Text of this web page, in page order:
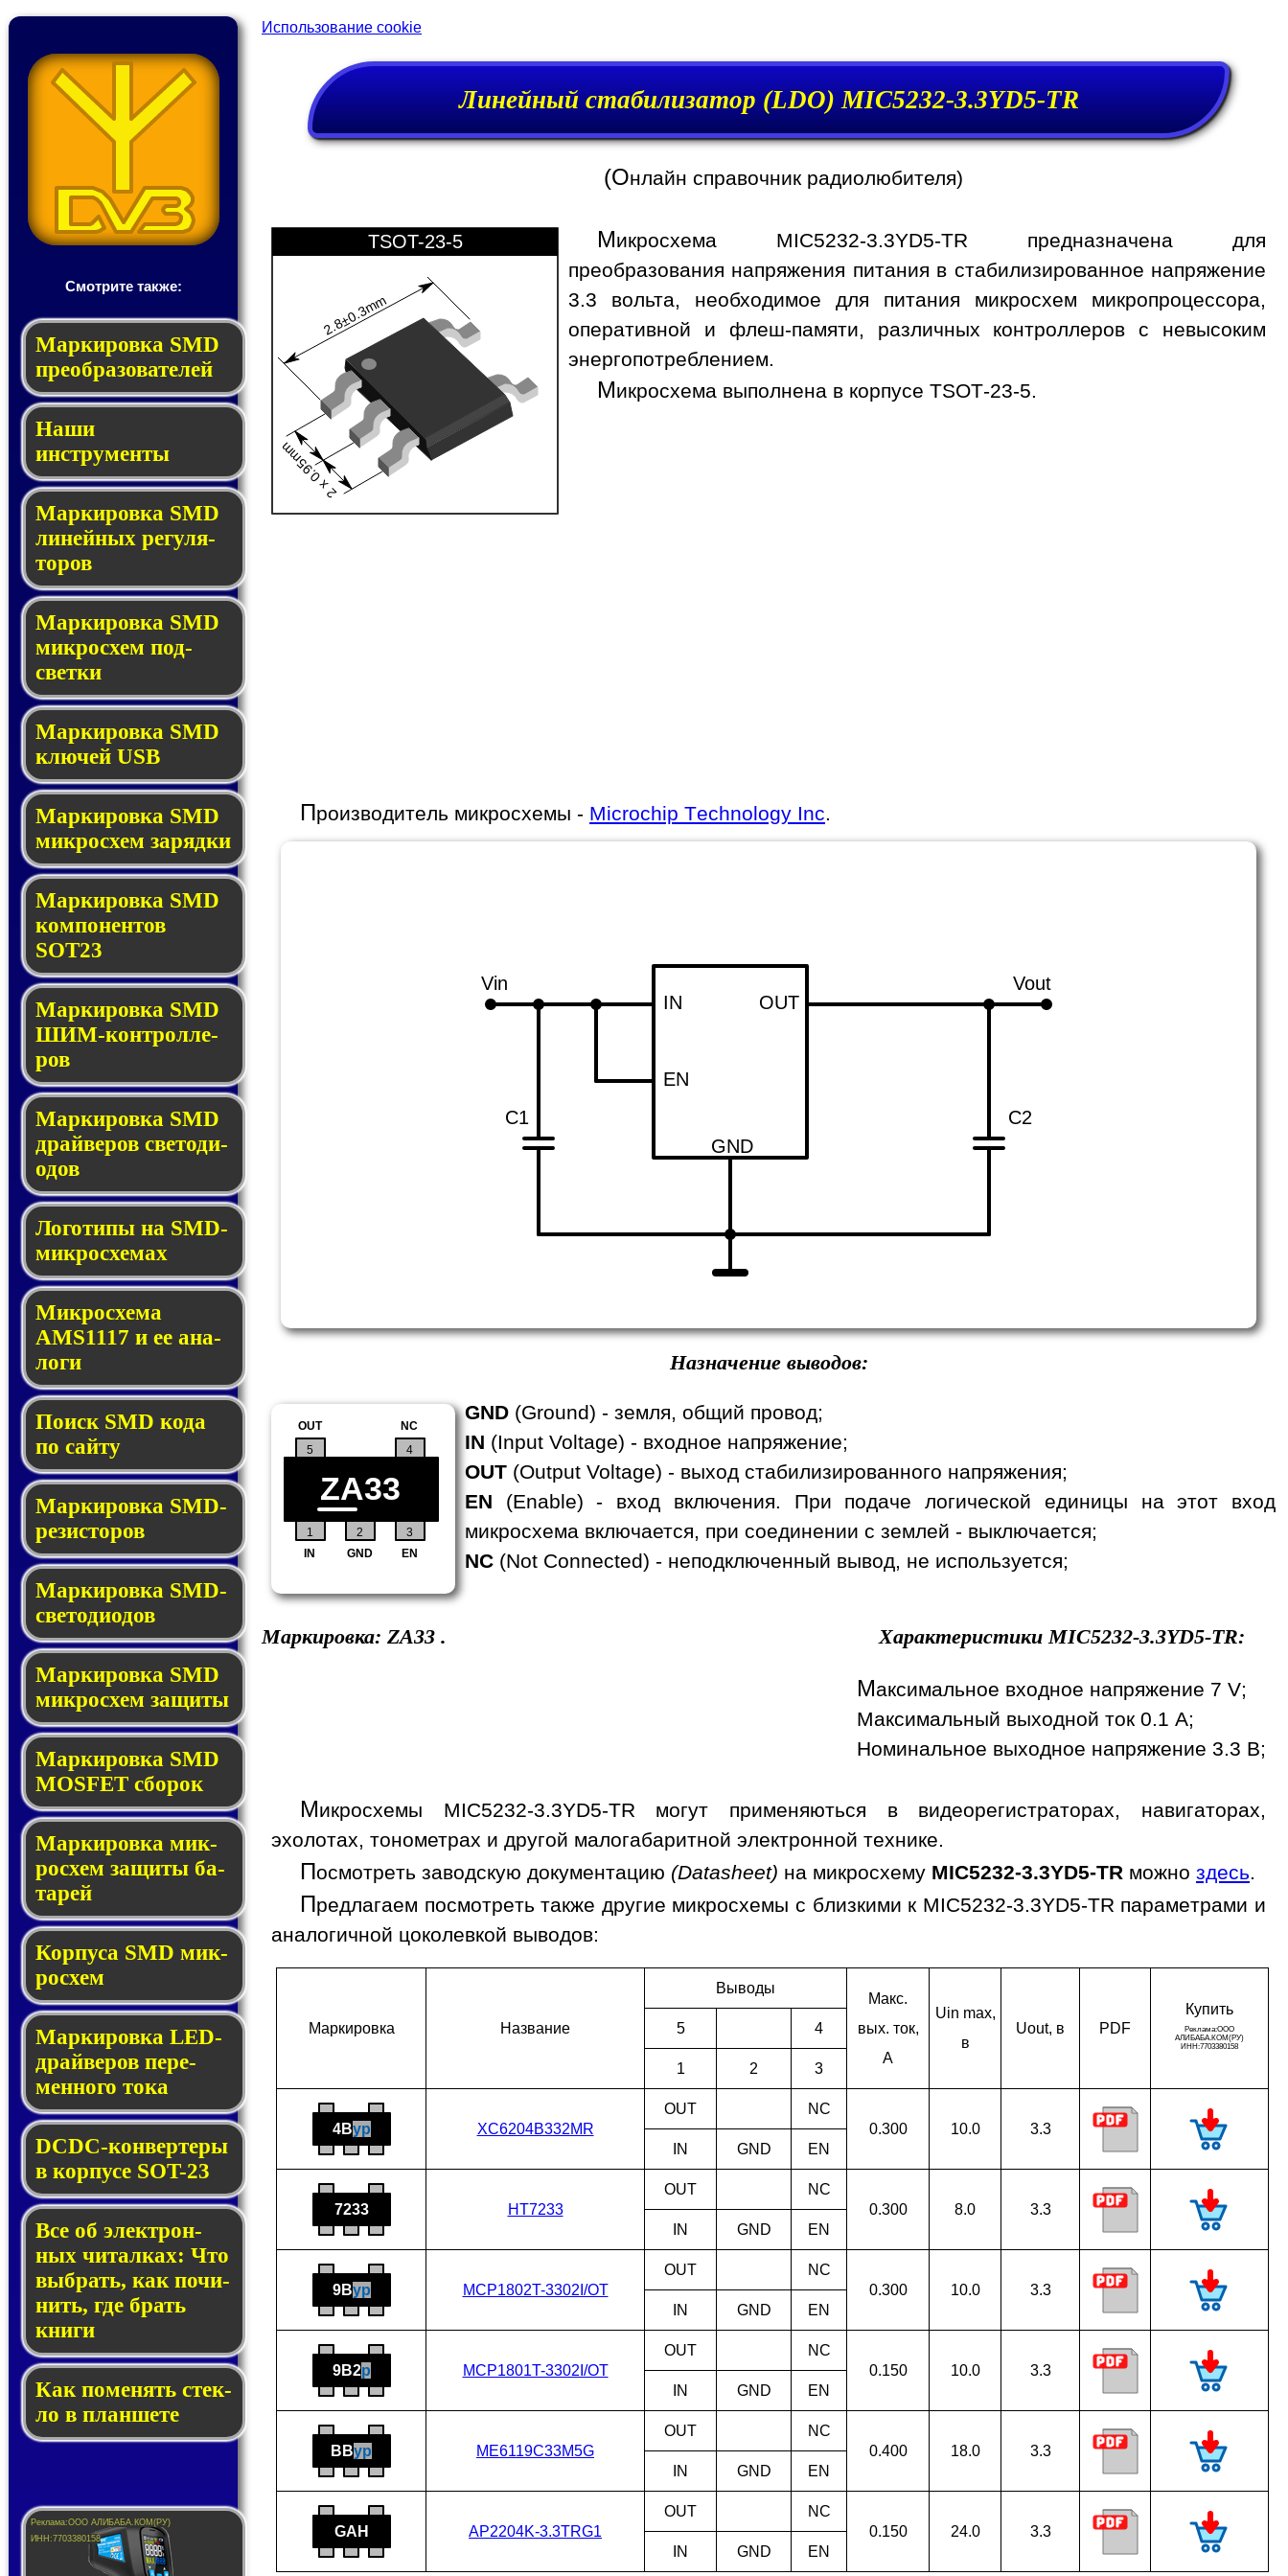
Смотрите также:
Мар­ки­ров­ка SMD
пре­об­ра­зо­ва­те­лей
Наши
инструменты
Маркировка SMD
ли­ней­ных ре­гу­ля­
то­ров
Маркировка SMD
мик­ро­схем под­
свет­ки
Маркировка SMD
клю­чей USB
Маркировка SMD
мик­рос­хем за­ряд­ки
Маркировка SMD
ком­по­нен­тов
SOT23
Маркировка SMD
ШИМ-кон­трол­ле­
ров
Маркировка SMD
драй­ве­ров све­то­ди­
о­дов
Логотипы на SMD-
мик­ро­схе­мах
Микросхема
AMS1117 и ее ана­
ло­ги
Поиск SMD ко­да
по сай­ту
Маркировка SMD-
ре­зис­то­ров
Маркировка SMD-
све­то­дио­дов
Мар­ки­ров­ка SMD
мик­рос­хем защиты
Мар­ки­ров­ка SMD
MOSFET сбо­рок
Мар­ки­ров­ка мик­
ро­схем за­щи­ты ба­
та­рей
Корпуса SMD мик­
ро­схем
Маркировка LED-
драй­ве­ров пе­ре­
мен­но­го то­ка
DCDC-кон­вер­те­ры
в кор­пу­се SOT-23
Все об элек­трон­
ных чи­тал­ках: Что
выб­рать, как по­чи­
нить, где брать
кни­ги
Как по­ме­нять стек­
ло в планшете
Использование cookie
Линейный стабилизатор (LDO) MIC5232-3.3YD5-TR
(Онлайн справочник радиолюбителя)
2.8±0.3mm
2 x 0.95mm
TSOT-23-5 Микросхема MIC5232-3.3YD5-TR предназначена для
преобразования напряжения питания в стабилизированное напряжение
3.3 вольта, необходимое для питания микросхем микропроцессора,
оперативной и флеш-памяти, различных контроллеров с невысоким
энергопотреблением.
Микросхема выполнена в корпусе TSOT-23-5.
Производитель микросхемы - Microchip Technology Inc
IN OUT
GND
Vin Vout
C1 C2
EN
Назначение выводов:
1 2 3
4
IN GND EN
NC
5
OUT
ZA33
GND (Ground) - земля, общий провод;
IN (Input Voltage) - входное напряжение;
OUT (Output Voltage) - выход стабилизированного напряжения;
EN (Enable) - вход включения. При подаче логической единицы на этот вход
микросхема включается, при соединении с землей - выключается;
NC (Not Connected) - неподключенный вывод, не используется;
Маркировка: ZA33 . Характеристики MIC5232-3.3YD5-TR:
Максимальное входное напряжение 7 V;
Максимальный выходной ток 0.1 A;
Номинальное выходное напряжение 3.3 В;
Микросхемы MIC5232-3.3YD5-TR могут применяються в видеорегистраторах, навигаторах,
эхолотах, тонометрах и другой малогабаритной электронной технике.
Посмотреть заводскую документацию (Datasheet) на микросхему MIC5232-3.3YD5-TR можно здесь.
Предлагаем посмотреть также другие микросхемы с близкими к MIC5232-3.3YD5-TR параметрами и
аналогичной цоколевкой выводов:
Мар­ки­ров­ка Наз­ва­ние
Выводы
Макс.
вых. ток,
A
Uin max,
в
Uout, в PDF
Ку­пить
5
4
1 2 3
4Byp XC6204B332MR
OUT
NC
0.300
10.0
3.3
IN
GND EN
7233 HT7233
OUT
NC
0.300
8.0
3.3
IN
GND EN
9Byp MCP1802T-3302I/OT
OUT
NC
0.300
10.0
3.3
IN
GND EN
9B2p MCP1801T-3302I/OT
OUT
NC
0.150
10.0
3.3
IN
GND EN
BByp ME6119C33M5G
OUT
NC
0.400
18.0
3.3
IN
GND EN
GAH AP2204K-3.3TRG1
OUT
NC
0.150
24.0
3.3
IN
GND EN